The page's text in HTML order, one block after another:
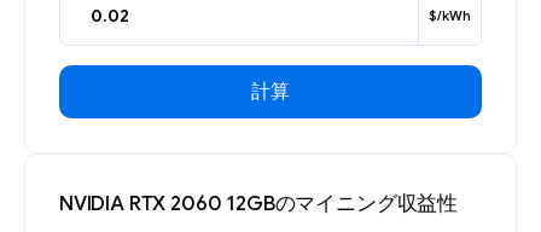
$/kWh
計算
NVIDIA RTX 2060 12GBのマイニング収益性